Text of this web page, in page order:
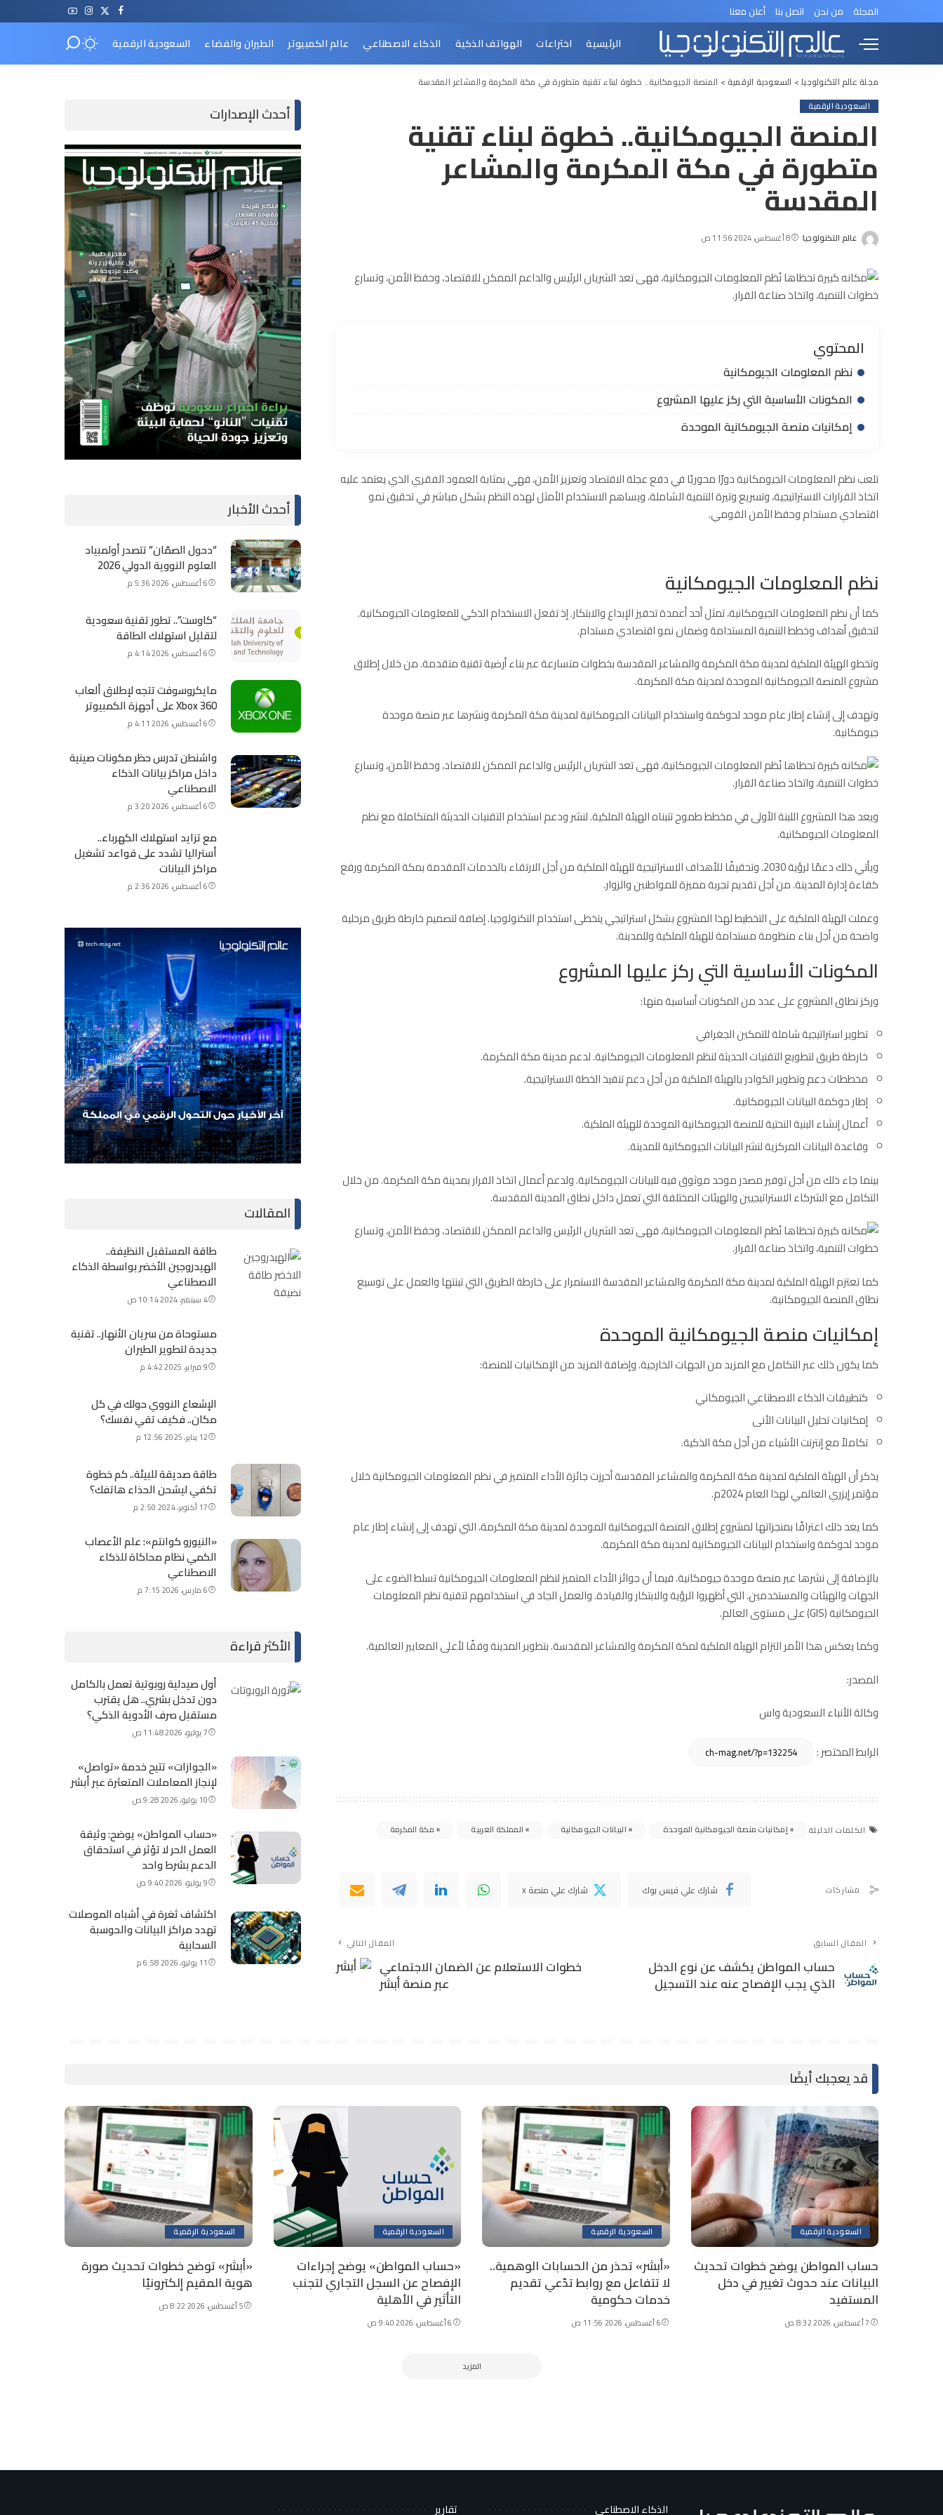
المجلة من نحن اتصل بنا أعلن معنا
الرئيسية اختراعات الهواتف الذكية الذكاء الاصطناعي عالم الكمبيوتر الطيران والفضاء السعودية الرقمية
مجلة عالم التكنولوجيا> السعودية الرقمية > المنصة الجيومكانية.. خطوة لبناء تقنية متطورة في مكة المكرمة والمشاعر المقدسة
السعودية الرقمية
المنصة الجيومكانية.. خطوة لبناء تقنية
متطورة في مكة المكرمة والمشاعر
المقدسة
Posted
عالم التكنولوجيا 8 أغسطس، 2024 11:56 ص
المحتوي
نظم المعلومات الجيومكانية
المكونات الأساسية التي ركز عليها المشروع
إمكانيات منصة الجيومكانية الموحدة
تلعب نظم المعلومات الجيومكانية دورًا محوريًا في دفع عجلة الاقتصاد وتعزيز الأمن، فهي بمثابة العمود الفقري الذي يعتمد عليه
اتخاذ القرارات الاستراتيجية، وتسريع وتيرة التنمية الشاملة، ويساهم الاستخدام الأمثل لهذه النظم بشكل مباشر في تحقيق نمو
اقتصادي مستدام وحفظ الأمن القومي.
نظم المعلومات الجيومكانية
كما أن نظم المعلومات الجيومكانية، تمثل أحد أعمدة تحفيز الإبداع والابتكار. إذ تفعل الاستخدام الذكي للمعلومات الجيومكانية.
لتحقيق أهداف وخطط التنمية المستدامة وضمان نمو اقتصادي مستدام.
وتخطو الهيئة الملكية لمدينة مكة المكرمة والمشاعر المقدسة بخطوات متسارعة عبر بناء أرضية تقنية متقدمة. من خلال إطلاق
مشروع المنصة الجيومكانية الموحدة لمدينة مكة المكرمة.
وتهدف إلى إنشاء إطار عام موحد لحوكمة واستخدام البيانات الجيومكانية لمدينة مكة المكرمة ونشرها عبر منصة موحدة
جيومكانية.
ويعد هذا المشروع اللبنة الأولى في مخطط طموح تتبناه الهيئة الملكية. لنشر ودعم استخدام التقنيات الحديثة المتكاملة مع نظم
المعلومات الجيومكانية.
ويأتي ذلك دعمًا لرؤية 2030. وتحقيقًا للأهداف الاستراتيجية للهيئة الملكية من أجل الارتقاء بالخدمات المقدمة بمكة المكرمة ورفع
كفاءة إدارة المدينة. من أجل تقديم تجربة مميزة للمواطنين والزوار.
وعملت الهيئة الملكية على التخطيط لهذا المشروع بشكل استراتيجي يتخطى استخدام التكنولوجيا. إضافة لتصميم خارطة طريق مرحلية
واضحة من أجل بناء منظومة مستدامة للهيئة الملكية وللمدينة.
المكونات الأساسية التي ركز عليها المشروع
وركز نطاق المشروع على عدد من المكونات أساسية منها:
تطوير استراتيجية شاملة للتمكين الجغرافي
خارطة طريق لتطويع التقنيات الحديثة لنظم المعلومات الجيومكانية. لدعم مدينة مكة المكرمة.
مخططات دعم وتطوير الكوادر بالهيئة الملكية من أجل دعم تنفيذ الخطة الاستراتيجية.
إطار حوكمة البيانات الجيومكانية.
أعمال إنشاء البنية التحتية للمنصة الجيومكانية الموحدة للهيئة الملكية.
وقاعدة البيانات المركزية لنشر البيانات الجيومكانية للمدينة.
بينما جاء ذلك من أجل توفير مصدر موحد موثوق فيهللبيانات الجيومكانية. ولدعم أعمال اتخاذ القرار بمدينة مكة المكرمة. من خلال
التكامل مع الشركاء الاستراتيجيين والهيئات المختلفة التي تعمل داخل نطاق المدينة المقدسة.
كما تعتزم الهيئة الملكية لمدينة مكة المكرمة والمشاعر المقدسة الاستمرار على خارطة الطريق التي تبنتها والعمل على توسيع
نطاق المنصة الجيومكانية.
إمكانيات منصة الجيومكانية الموحدة
كما يكون ذلك عبر التكامل مع المزيد من الجهات الخارجية. وإضافة المزيد من الإمكانيات للمنصة:
كتطبيقاتالذكاء الاصطناعيالجيومكاني
إمكانيات تحليل البيانات الأنى
تكاملاً مع إنترنت الأشياء من أجل مكة الذكية.
يذكر أن الهيئة الملكية لمدينة مكة المكرمة والمشاعر المقدسة أحرزت جائزة الأداء المتميز في نظم المعلومات الجيومكانية خلال
مؤتمر إيزري العالمي لهذا العام 2024م.
كما يعد ذلك اعترافًا بمنجزاتها لمشروع إطلاق المنصة الجيومكانية الموحدة لمدينة مكة المكرمة، التي تهدف إلى إنشاء إطار عام
موحد لحوكمة واستخدام البيانات الجيومكانية لمدينة مكة المكرمة.
بالإضافة إلى نشرها عبر منصة موحدة جيومكانية. فيما أن جوائز الأداء المتميز لنظم المعلومات الجيومكانية تسلط الضوء على
الجهات والهيئات والمستخدمين. التي أظهروا الرؤية والابتكار والقيادة. والعمل الجاد في استخدامهم لتقنية نظم المعلومات
الجيومكانية (GIS) على مستوى العالم.
وكما يعكس هذا الأمر التزام الهيئة الملكية لمكة المكرمة والمشاعر المقدسة. بتطوير المدينة وفقًا لأعلى المعايير العالمية.
المصدر:
وكالة الأنباء السعودية واس
الرابط المختصر :
الكلمات الدليلة إمكانيات منصة الجيومكانية الموحدة البيانات الجيومكانية المملكة العربية مكة المكرمة
مشاركات شارك علي فيس بوك شارك علي منصة x
المقال السابق
حساب المواطن يكشف عن نوع الدخل
الذي يجب الإفصاح عنه عند التسجيل
المقال التالي
خطوات الاستعلام عن الضمان الاجتماعي
عبر منصة أبشر
أحدث الإصدارات
أحدث الأخبار
“دحول الصمّان” تتصدر أولمبياد
العلوم النووية الدولي 2026
6 أغسطس، 2026 5:36 م
“كاوست”.. تطور تقنية سعودية
لتقليل استهلاك الطاقة
6 أغسطس، 2026 4:14 م
مايكروسوفت تتجه لإطلاق ألعاب
Xbox 360 على أجهزة الكمبيوتر
6 أغسطس، 2026 4:11 م
واشنطن تدرس حظر مكونات صينية
داخل مراكز بيانات الذكاء
الاصطناعي
6 أغسطس، 2026 3:20 م
مع تزايد استهلاك الكهرباء..
أستراليا تشدد على قواعد تشغيل
مراكز البيانات
6 أغسطس، 2026 2:36 م
المقالات
طاقة المستقبل النظيفة..
الهيدروجين الأخضر بواسطة الذكاء
الاصطناعي
4 سبتمبر، 2024 10:14 ص
مستوحاة من سريان الأنهار.. تقنية
جديدة لتطوير الطيران
9 فبراير، 2025 4:42 م
الإشعاع النووي حولك في كل
مكان.. فكيف تقي نفسك؟
12 يناير، 2025 12:56 م
طاقة صديقة للبيئة.. كم خطوة
تكفي ليشحن الحذاء هاتفك؟
17 أكتوبر، 2024 2:50 م
«النيورو كوانتم»: علم الأعصاب
الكمي نظام محاكاة للذكاء
الاصطناعي
6 مارس، 2026 7:15 م
الأكثر قراءة
أول صيدلية روبوتية تعمل بالكامل
دون تدخل بشري.. هل يقترب
مستقبل صرف الأدوية الذكي؟
7 يوليو، 2026 11:48 ص
«الجوازات» تتيح خدمة «تواصل»
لإنجاز المعاملات المتعثرة عبر أبشر
10 يوليو، 2026 9:28 ص
«حساب المواطن» يوضح: وثيقة
العمل الحر لا تؤثر في استحقاق
الدعم بشرط واحد
9 يوليو، 2026 9:40 ص
اكتشاف ثغرة في أشباه الموصلات
تهدد مراكز البيانات والحوسبة
السحابية
11 يوليو، 2026 6:58 م
قد يعجبك أيضًا
السعودية الرقمية
حساب المواطن يوضح خطوات تحديث
البيانات عند حدوث تغيير في دخل
المستفيد
7 أغسطس، 2026 8:32 ص
السعودية الرقمية
«أبشر» تحذر من الحسابات الوهمية..
لا تتفاعل مع روابط تدّعي تقديم
خدمات حكومية
6 أغسطس، 2026 11:56 ص
السعودية الرقمية
«حساب المواطن» يوضح إجراءات
الإفصاح عن السجل التجاري لتجنب
التأثير في الأهلية
6 أغسطس، 2026 9:40 ص
السعودية الرقمية
«أبشر» توضح خطوات تحديث صورة
هوية المقيم إلكترونيًا
5 أغسطس، 2026 8:22 ص
المزيد
الذكاء الاصطناعي تقارير